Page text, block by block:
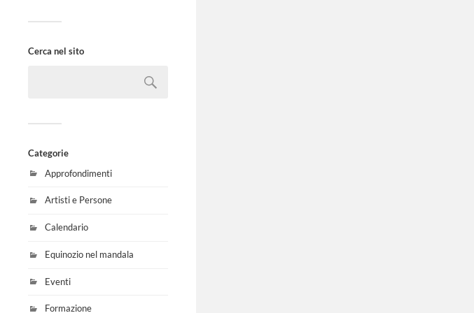
Cerca nel sito
Categorie
Approfondimenti
Artisti e Persone
Calendario
Equinozio nel mandala
Eventi
Formazione